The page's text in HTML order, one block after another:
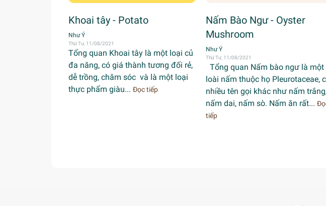
Khoai tây - Potato
Như Ý
Thứ Tư, 11/08/2021
Tổng quan Khoai tây là một loại củ
đa năng, có giá thành tương đối rẻ,
dễ trồng, chăm sóc và là một loại
thực phẩm giàu... Đọc tiếp
Nấm Bào Ngư - Oyster
Mushroom
Như Ý
Thứ Tư, 11/08/2021
Tổng quan Nấm bào ngư là một
loài nấm thuộc họ Pleurotaceae,
nhiều tên gọi khác như nấm
nấm dai, nấm sò. Nấm ăn rất...
tiếp